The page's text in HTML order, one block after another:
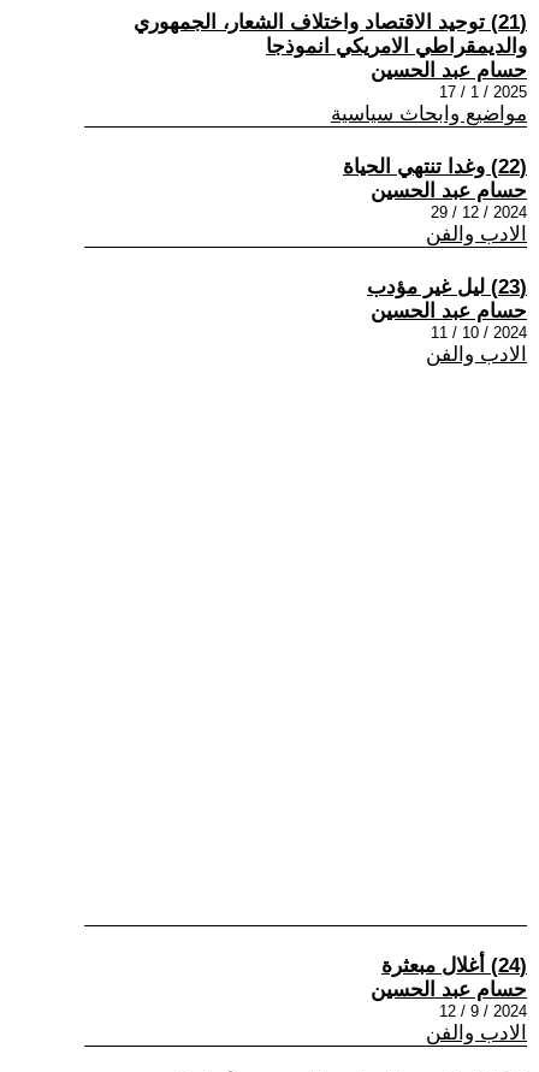
(21) توحيد الاقتصاد واختلاف الشعار، الجمهوري
والديمقراطي الامريكي انموذجا
حسام عبد الحسين
2025 / 1 / 17
مواضيع وابحاث سياسية
(22) وغدا تنتهي الحياة
حسام عبد الحسين
2024 / 12 / 29
الادب والفن
(23) ليل غير مؤدب
حسام عبد الحسين
2024 / 10 / 11
الادب والفن
(24) أغلال مبعثرة
حسام عبد الحسين
2024 / 9 / 12
الادب والفن